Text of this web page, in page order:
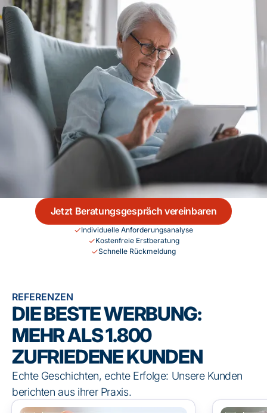
Jetzt Beratungsgespräch vereinbaren
Individuelle Anforderungsanalyse
Kostenfreie Erstberatung
Schnelle Rückmeldung
REFERENZEN
DIE BESTE WERBUNG:
MEHR ALS 1.800
ZUFRIEDENE KUNDEN
Echte Geschichten, echte Erfolge: Unsere Kunden
berichten aus ihrer Praxis.